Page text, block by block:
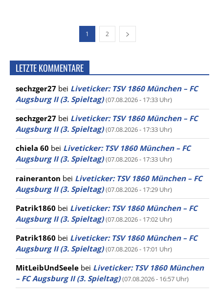
1 2
LETZTE KOMMENTARE
sechzger27 bei Liveticker: TSV 1860 München – FC
Augsburg II (3. Spieltag) (07.08.2026 - 17:33 Uhr)
sechzger27 bei Liveticker: TSV 1860 München – FC
Augsburg II (3. Spieltag) (07.08.2026 - 17:33 Uhr)
chiela 60 bei Liveticker: TSV 1860 München – FC
Augsburg II (3. Spieltag) (07.08.2026 - 17:33 Uhr)
raineranton bei Liveticker: TSV 1860 München – FC
Augsburg II (3. Spieltag) (07.08.2026 - 17:29 Uhr)
Patrik1860 bei Liveticker: TSV 1860 München – FC
Augsburg II (3. Spieltag) (07.08.2026 - 17:02 Uhr)
Patrik1860 bei Liveticker: TSV 1860 München – FC
Augsburg II (3. Spieltag) (07.08.2026 - 17:01 Uhr)
MitLeibUndSeele bei Liveticker: TSV 1860 München
– FC Augsburg II (3. Spieltag) (07.08.2026 - 16:57 Uhr)